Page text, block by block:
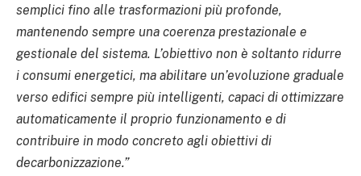
semplici fino alle trasformazioni più profonde,
mantenendo sempre una coerenza prestazionale e
gestionale del sistema. L’obiettivo non è soltanto ridurre
i consumi energetici, ma abilitare un’evoluzione graduale
verso edifici sempre più intelligenti, capaci di ottimizzare
automaticamente il proprio funzionamento e di
contribuire in modo concreto agli obiettivi di
decarbonizzazione.”